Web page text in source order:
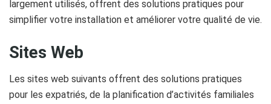
largement utilisés, offrent des solutions pratiques pour
simplifier votre installation et améliorer votre qualité de vie.
Sites Web
Les sites web suivants offrent des solutions pratiques
pour les expatriés, de la planification d’activités familiales